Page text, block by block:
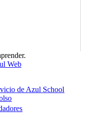
Web
de Azul School